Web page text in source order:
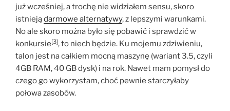
już wcześniej, a trochę nie widziałem sensu, skoro
istniejądarmowe alternatywy, z lepszymi warunkami.
No ale skoro można było się pobawić i sprawdzić w
konkursie[3], to niech będzie. Ku mojemu zdziwieniu,
talon jest na całkiem mocną maszynę (wariant 3.5, czyli
4GB RAM, 40 GB dysk) i na rok. Nawet mam pomysł do
czego go wykorzystam, choć pewnie starczyłaby
połowa zasobów.